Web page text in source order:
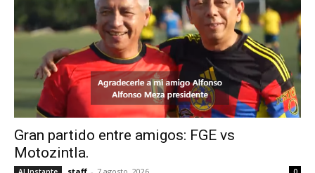
Gran partido entre amigos: FGE vs
Motozintla.